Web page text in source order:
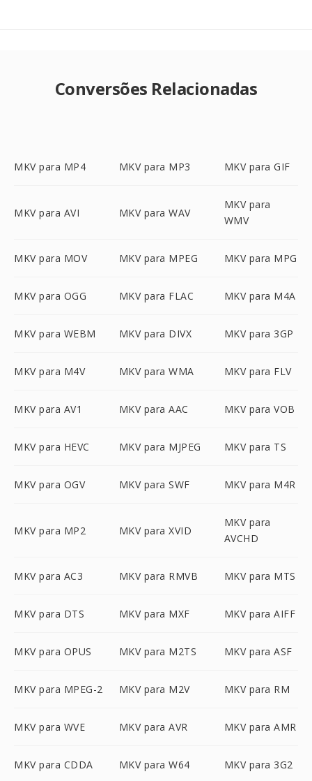
Conversões Relacionadas
MKV para MP4 MKV para MP3 MKV para GIF
MKV para AVI MKV para WAV
MKV para
WMV
MKV para MOV MKV para MPEG MKV para MPG
MKV para OGG MKV para FLAC MKV para M4A
MKV para WEBM MKV para DIVX MKV para 3GP
MKV para M4V MKV para WMA MKV para FLV
MKV para AV1 MKV para AAC MKV para VOB
MKV para HEVC MKV para MJPEG MKV para TS
MKV para OGV MKV para SWF MKV para M4R
MKV para MP2 MKV para XVID
MKV para
AVCHD
MKV para AC3 MKV para RMVB MKV para MTS
MKV para DTS MKV para MXF MKV para AIFF
MKV para OPUS MKV para M2TS MKV para ASF
MKV para MPEG-2 MKV para M2V MKV para RM
MKV para WVE MKV para AVR MKV para AMR
MKV para CDDA MKV para W64 MKV para 3G2